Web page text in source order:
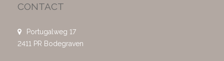
CONTACT
Portugalweg 17
2411 PR Bodegraven